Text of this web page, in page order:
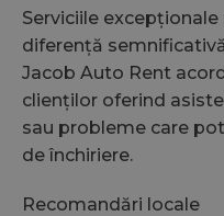
Serviciile
diferență
Jacob Auto Rent
clienților oferind
sau probleme care
de închiriere.
Recomandări locale
Nume